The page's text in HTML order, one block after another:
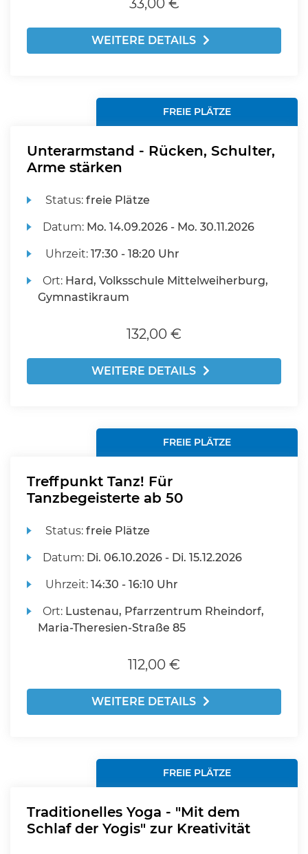
33,00 €
WEITERE DETAILS
FREIE PLÄTZE
Unterarmstand - Rücken, Schulter,
Arme stärken
Status:freie Plätze
Datum: Mo. 14.09.2026 - Mo. 30.11.2026
Uhrzeit:17:30 - 18:20 Uhr
Ort: Hard, Volksschule Mittelweiherburg,
Gymnastikraum
132,00 €
WEITERE DETAILS
FREIE PLÄTZE
Treffpunkt Tanz! Für
Tanzbegeisterte ab 50
Status:freie Plätze
Datum: Di. 06.10.2026 - Di. 15.12.2026
Uhrzeit:14:30 - 16:10 Uhr
Ort: Lustenau, Pfarrzentrum Rheindorf,
Maria-Theresien-Straße 85
112,00 €
WEITERE DETAILS
FREIE PLÄTZE
Traditionelles Yoga - "Mit dem
Schlaf der Yogis" zur Kreativität